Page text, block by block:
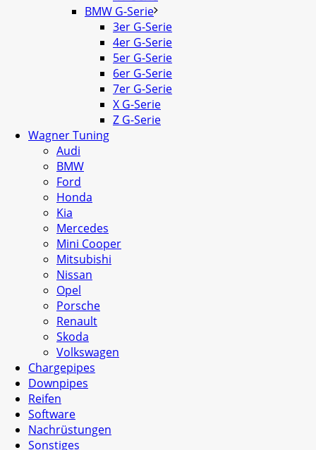
BMW G-Serie
3er G-Serie
4er G-Serie
5er G-Serie
6er G-Serie
7er G-Serie
X G-Serie
Z G-Serie
Wagner Tuning
Audi
BMW
Ford
Honda
Kia
Mercedes
Mini Cooper
Mitsubishi
Nissan
Opel
Porsche
Renault
Skoda
Volkswagen
Chargepipes
Downpipes
Reifen
Software
Nachrüstungen
Sonstiges